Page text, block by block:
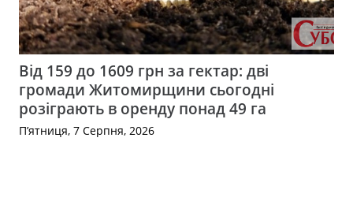
Від 159 до 1609 грн за гектар: дві
громади Житомирщини сьогодні
розіграють в оренду понад 49 га
П’ятниця, 7 Серпня, 2026